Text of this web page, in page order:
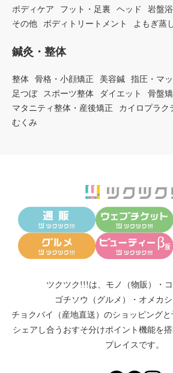
ボディケア フット・足裏 ヘッド 岩盤
その他
ボディトリートメント よもぎ蒸
鍼灸・整体
整体 骨格・小顔矯正 美容鍼 指圧・マ
足つぼ
スポーツ整体 ダイエット
骨盤
マタニティ整体・産後矯正
カイロプラク
むくみ
ツクツク!!!は、 モノ（物販） ・
ゴチソウ（グルメ）
・ オメカシ
チョクバイ（産地直送） のショッピングと
シェアし合う おすそ分けポイント機能を
プレイスです。